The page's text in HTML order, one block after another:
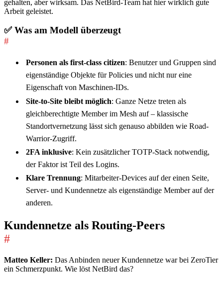
gehalten, aber wirksam. Das NetBird-Team hat hier wirklich gute
Arbeit geleistet.
✅ Was am Modell überzeugt
#
Personen als first-class citizen: Benutzer und Gruppen sind
eigenständige Objekte für Policies und nicht nur eine
Eigenschaft von Maschinen-IDs.
Site-to-Site bleibt möglich: Ganze Netze treten als
gleichberechtigte Member im Mesh auf – klassische
Standortvernetzung lässt sich genauso abbilden wie Road-
Warrior-Zugriff.
2FA inklusive: Kein zusätzlicher TOTP-Stack notwendig,
der Faktor ist Teil des Logins.
Klare Trennung: Mitarbeiter-Devices auf der einen Seite,
Server- und Kundennetze als eigenständige Member auf der
anderen.
Kundennetze als Routing-Peers
#
Matteo Keller: Das Anbinden neuer Kundennetze war bei ZeroTier
ein Schmerzpunkt. Wie löst NetBird das?